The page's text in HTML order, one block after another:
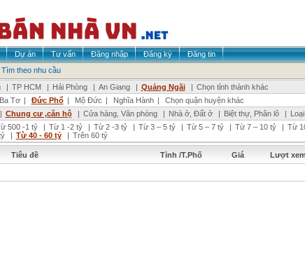
Dự án Tư vấn Đăng nhập Đăng ký
Đăng tin
Tìm theo nhu cầu
| TP HCM | Hải Phòng | An Giang | Quảng Ngãi | Chọn tỉnh thành khác
Ba Tơ | Đức Phổ | Mộ Đức | Nghĩa Hành |
Chọn quận huyện khác
| Chung cư ,căn hộ | Cửa hàng, Văn phòng | Nhà ở, Đất ở | Biệt thự, Phân lô |
500 -1 tỷ | Từ 1 -2 tỷ | Từ 2 -3 tỷ | Từ 3 – 5 tỷ | Từ 5 – 7 tỷ | Từ 7 – 10 tỷ | Từ
| Từ 40 - 60 tỷ | Trên 60 tỷ
Tiêu đề Tỉnh /T.Phố Giá Lượt xem